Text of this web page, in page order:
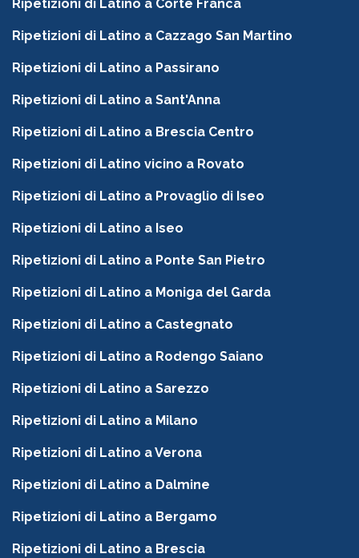
Ripetizioni di Latino a Corte Franca
Ripetizioni di Latino a Cazzago San Martino
Ripetizioni di Latino a Passirano
Ripetizioni di Latino a Sant'Anna
Ripetizioni di Latino a Brescia Centro
Ripetizioni di Latino vicino a Rovato
Ripetizioni di Latino a Provaglio di Iseo
Ripetizioni di Latino a Iseo
Ripetizioni di Latino a Ponte San Pietro
Ripetizioni di Latino a Moniga del Garda
Ripetizioni di Latino a Castegnato
Ripetizioni di Latino a Rodengo Saiano
Ripetizioni di Latino a Sarezzo
Ripetizioni di Latino a Milano
Ripetizioni di Latino a Verona
Ripetizioni di Latino a Dalmine
Ripetizioni di Latino a Bergamo
Ripetizioni di Latino a Brescia